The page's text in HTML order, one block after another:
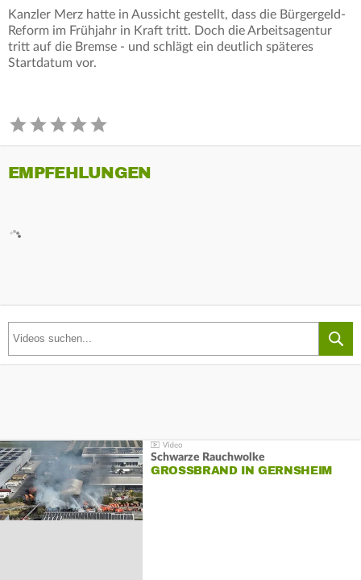
Kanzler Merz hatte in Aussicht gestellt, dass die Bürgergeld-
Reform im Frühjahr in Kraft tritt. Doch die Arbeitsagentur
tritt auf die Bremse - und schlägt ein deutlich späteres
Startdatum vor.
EMPFEHLUNGEN
Schwarze Rauchwolke
GROSSBRAND IN GERNSHEIM